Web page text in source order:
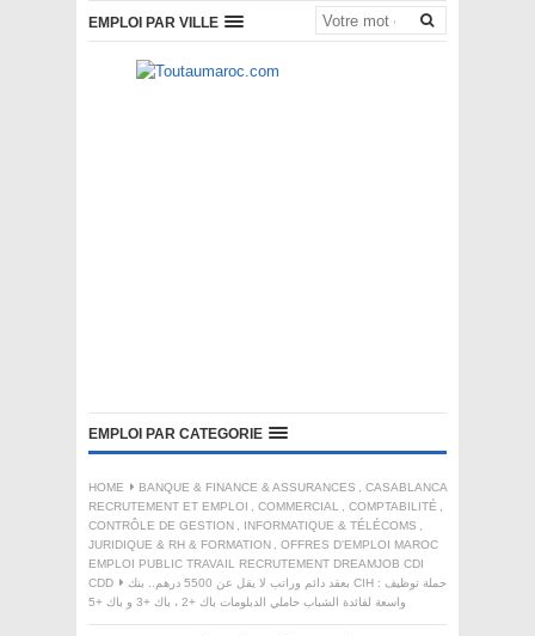
EMPLOI PAR VILLE
EMPLOI PAR CATEGORIE
HOME BANQUE & FINANCE & ASSURANCES
CASABLANCA
RECRUTEMENT ET EMPLOI
COMMERCIAL COMPTABILITÉ
CONTRÔLE DE GESTION
INFORMATIQUE & TÉLÉCOMS
JURIDIQUE & RH & FORMATION
OFFRES D'EMPLOI MAROC
EMPLOI PUBLIC TRAVAIL RECRUTEMENT DREAMJOB CDI
CDD
بعقد دائم وراتب لا يقل عن 5500 درهم.. بنك CIH : حملة توظيف
واسعة لفائدة الشباب حاملي الدبلومات باك +2 ، باك +3 و باك +5